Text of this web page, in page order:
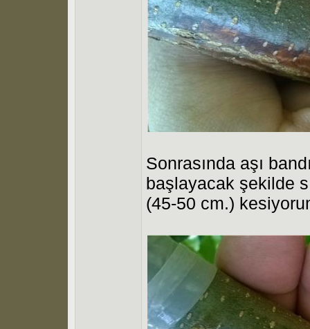
Sonrasında aşı
başlayacak şekilde
(45-50 cm.)